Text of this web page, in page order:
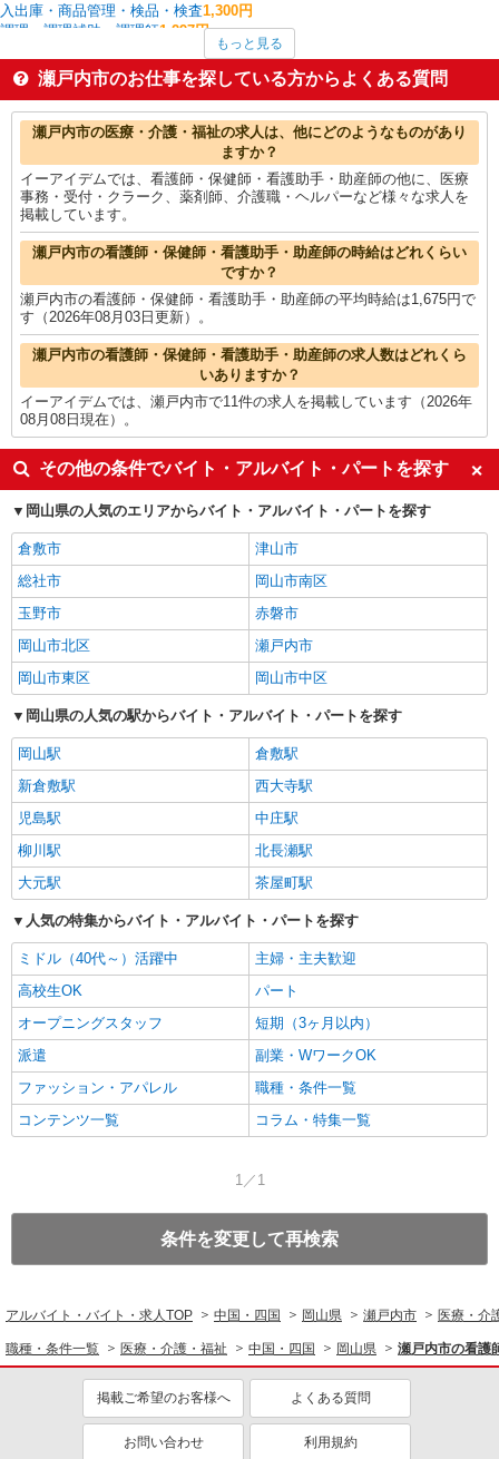
入出庫・商品管理・検品・検査1,300円
調理・調理補助・調理師1,297円
一般・営業事務1,250円
保育士・保育補助 1,250円
ファストフード・デリ1,215円
瀬戸内市の他の職種の平均時給を見る
もっと見る
瀬戸内市のお仕事を探している方からよくある質問
瀬戸内市の医療・介護・福祉の求人は、他にどのようなものがあり
ますか？
イーアイデムでは、看護師・保健師・看護助手・助産師の他に、医療
事務・受付・クラーク、薬剤師、介護職・ヘルパーなど様々な求人を
掲載しています。
瀬戸内市の看護師・保健師・看護助手・助産師の時給はどれくらい
ですか？
瀬戸内市の看護師・保健師・看護助手・助産師の平均時給は1,675円で
す（2026年08月03日更新）。
瀬戸内市の看護師・保健師・看護助手・助産師の求人数はどれくら
いありますか？
イーアイデムでは、瀬戸内市で11件の求人を掲載しています（2026年
08月08日現在）。
その他の条件でバイト・アルバイト・パートを探す
岡山県の人気のエリアからバイト・アルバイト・パートを探す
倉敷市
津山市
総社市
岡山市南区
玉野市
赤磐市
岡山市北区
瀬戸内市
岡山市東区
岡山市中区
岡山県の人気の駅からバイト・アルバイト・パートを探す
岡山駅
倉敷駅
新倉敷駅
西大寺駅
児島駅
中庄駅
柳川駅
北長瀬駅
大元駅
茶屋町駅
人気の特集からバイト・アルバイト・パートを探す
ミドル（40代～）活躍中
主婦・主夫歓迎
高校生OK
パート
オープニングスタッフ
短期（3ヶ月以内）
派遣
副業・WワークOK
ファッション・アパレル
職種・条件一覧
コンテンツ一覧
コラム・特集一覧
1／1
条件を変更して再検索
アルバイト・バイト・求人TOP 中国・四国 岡山県 瀬戸内市 医療・介
職種・条件一覧 医療・介護・福祉 中国・四国 岡山県 瀬戸内市の看護
掲載ご希望のお客様へ よくある質問
お問い合わせ 利用規約